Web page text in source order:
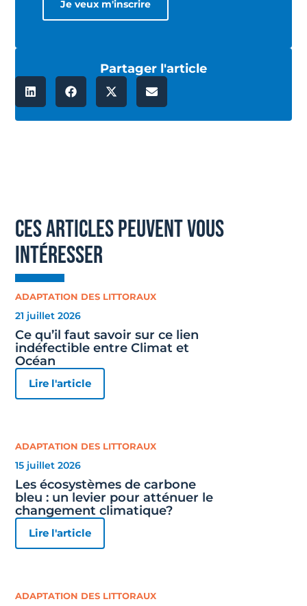
Partager l'article
ces articles peuvent vous
intéresser
ADAPTATION DES LITTORAUX
21 juillet 2026
Ce qu’il faut savoir sur ce lien
indéfectible entre Climat et
Océan
Lire l'article
ADAPTATION DES LITTORAUX
15 juillet 2026
Les écosystèmes de carbone
bleu : un levier pour atténuer le
changement climatique?
Lire l'article
ADAPTATION DES LITTORAUX